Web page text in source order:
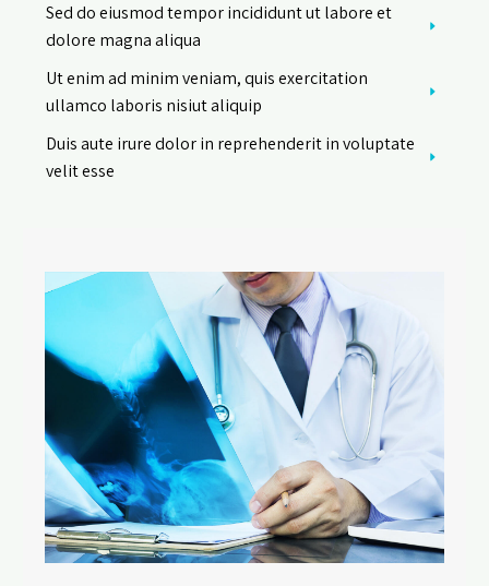
Sed do eiusmod tempor incididunt ut labore et
dolore magna aliqua
Ut enim ad minim veniam, quis exercitation
ullamco laboris nisiut aliquip
Duis aute irure dolor in reprehenderit in voluptate
velit esse